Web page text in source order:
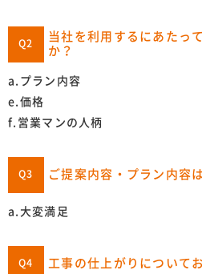
Q2
当社を利用するにあたっ
か？
a.プラン内容
e.価格
f.営業マンの人柄
Q3 ご提案内容・プラン内容
a.大変満足
Q4 工事の仕上がりについて